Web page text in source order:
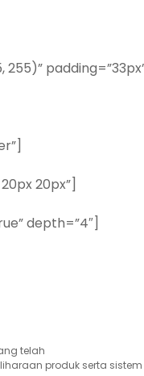
20px”]
depth=”4″]
telah
produk serta